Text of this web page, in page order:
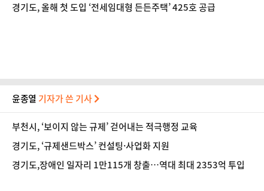
경기도, 올해 첫 도입 ‘전세임대형 든든주택’ 425호 공급
윤종열 기자가 쓴 기사
부천시, ‘보이지 않는 규제’ 걷어내는 적극행정 교육
경기도, ‘규제샌드박스’ 컨설팅·사업화 지원
경기도,장애인 일자리 1만115개 창출…역대 최대 2353억 투입